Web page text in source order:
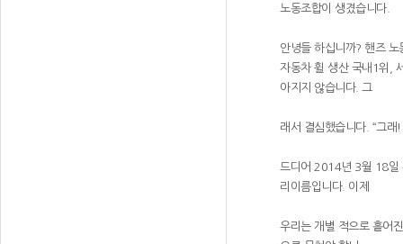
노동조합이 생겼습니다.
안녕들 하십니까? 핸즈
자동차 휠 생산 국내1위,
아지지 않습니다. 그
래서 결심했습니다. “그래
드디어 2014년 3월 18일
리이름입니다. 이제
우리는 개별 적으로 흩어